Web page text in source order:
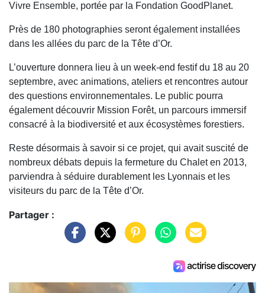
Vivre Ensemble, portée par la Fondation GoodPlanet.
Près de 180 photographies seront également installées
dans les allées du parc de la Tête d’Or.
L’ouverture donnera lieu à un week-end festif du 18 au 20
septembre, avec animations, ateliers et rencontres autour
des questions environnementales. Le public pourra
également découvrir Mission Forêt, un parcours immersif
consacré à la biodiversité et aux écosystèmes forestiers.
Reste désormais à savoir si ce projet, qui avait suscité de
nombreux débats depuis la fermeture du Chalet en 2013,
parviendra à séduire durablement les Lyonnais et les
visiteurs du parc de la Tête d’Or.
Partager :